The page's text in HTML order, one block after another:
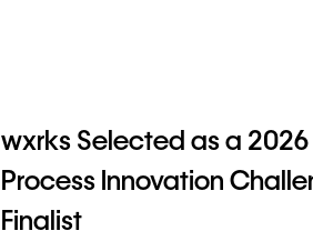
wxrks Selected as a 2026
Process Innovation
Finalist